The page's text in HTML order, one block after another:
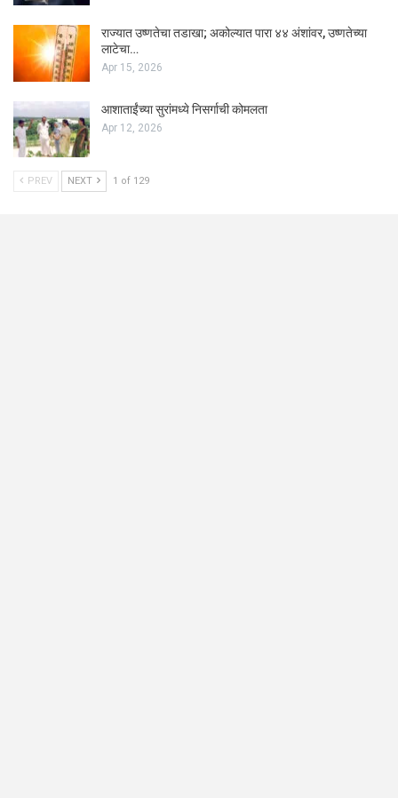
राज्यात उष्णतेचा तडाखा; अकोल्यात पारा ४४ अंशांवर, उष्णतेच्या
लाटेचा…
Apr 15, 2026
आशाताईंच्या सुरांमध्ये निसर्गाची कोमलता
Apr 12, 2026
PREV NEXT 1 of 129